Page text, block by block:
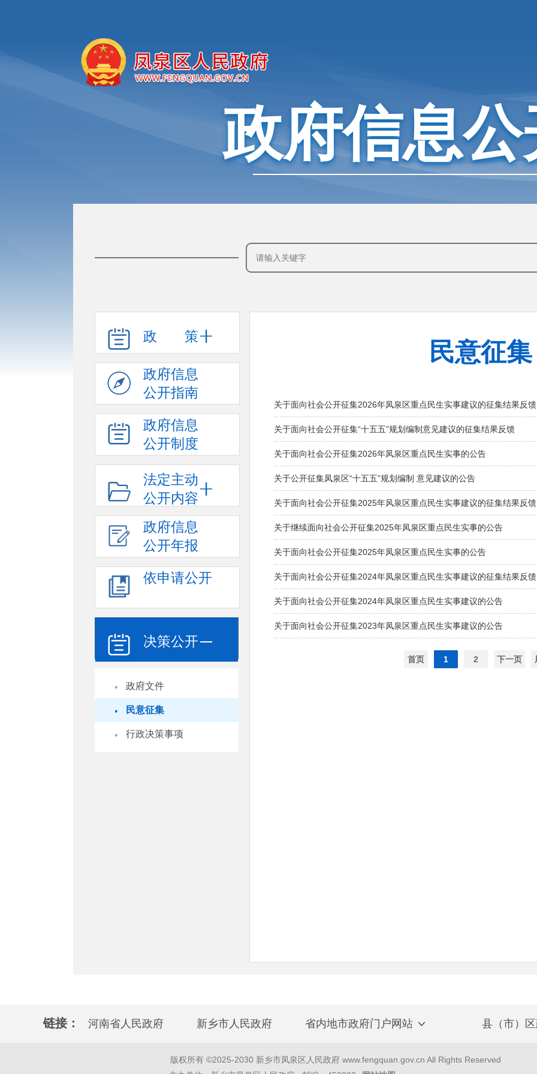
政府信息公
政 策
政府信息
公开指南
政府信息
公开制度
法定主动
公开内容
政府信息
公开年报
依申请公开
决策公开
· 政府文件
· 民意征集
· 行政决策事项
民意征集
关于面向社会公开征集2026年凤泉区重点民生实事建议的征集结果反馈
关于面向社会公开征集“十五五”规划编制意见建议的征集结果反馈
关于面向社会公开征集2026年凤泉区重点民生实事的公告
关于公开征集凤泉区“十五五”规划编制 意见建议的公告
关于面向社会公开征集2025年风泉区重点民生实事建议的征集结果反馈
关于继续面向社会公开征集2025年凤泉区重点民生实事的公告
关于面向社会公开征集2025年凤泉区重点民生实事的公告
关于面向社会公开征集2024年凤泉区重点民生实事建议的征集结果反馈
关于面向社会公开征集2024年凤泉区重点民生实事建议的公告
关于面向社会公开征集2023年凤泉区重点民生实事建议的公告
首页 1 2 下一页
链接： 河南省人民政府 新乡市人民政府 省内地市政府门户网站 县（市）
版权所有 ©2025-2030 新乡市凤泉区人民政府 www.fengquan.gov.cn All Rights Reserved